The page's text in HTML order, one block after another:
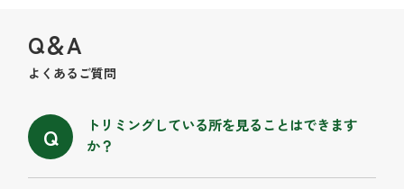
Q＆A
よくあるご質問
トリミングしている所を見ることはできます
か？